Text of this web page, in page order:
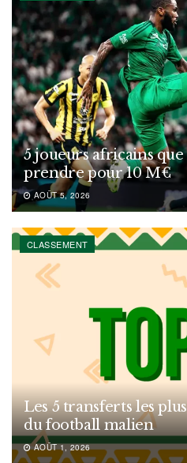
5 joueurs africains
prendre pour 10 M€
AOÛT 5, 2026
CLASSEMENT
Les 5 transferts les
du football malien
AOÛT 1, 2026